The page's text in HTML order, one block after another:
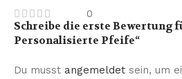
0
Schreibe die erste Bewertung
Personalisierte Pfeife“
Du musst angemeldet sein, um